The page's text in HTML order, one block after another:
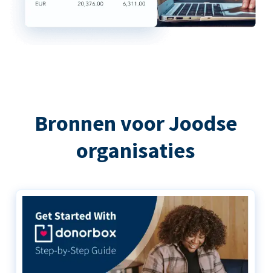
Bronnen voor Joodse
organisaties